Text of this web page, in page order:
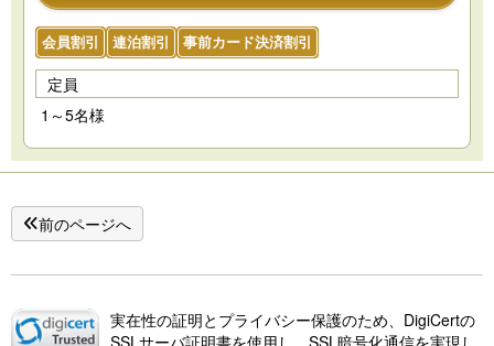
会員割引 連泊割引 事前カード決済割引
定員
1～5名様
前のページへ
実在性の証明とプライバシー保護のため、DigiCertの